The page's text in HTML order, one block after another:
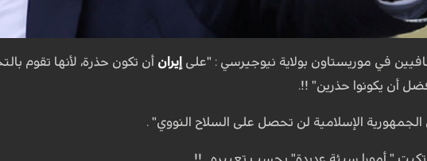
في موريستاون بولاية نيوجيرسي : "على إيران أن تكون حذرة، لأنها تقوم
أن يكونوا حذرين" !!.
الإسلامية لن تحصل على السلاح النووي" .